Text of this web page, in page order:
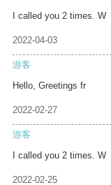
I called you 2 times. W
2022-04-03
游客
Hello, Greetings fr
2022-02-27
游客
I called you 2 times. W
2022-02-25